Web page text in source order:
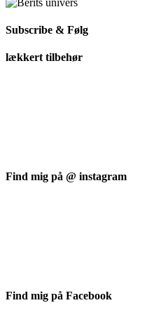
Subscribe & Følg
lækkert tilbehør
Find mig på @ instagram
Find mig på Facebook